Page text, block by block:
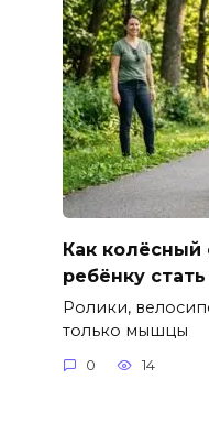
Как колёсный
ребёнку
Ролики,
только мышцы
0 14